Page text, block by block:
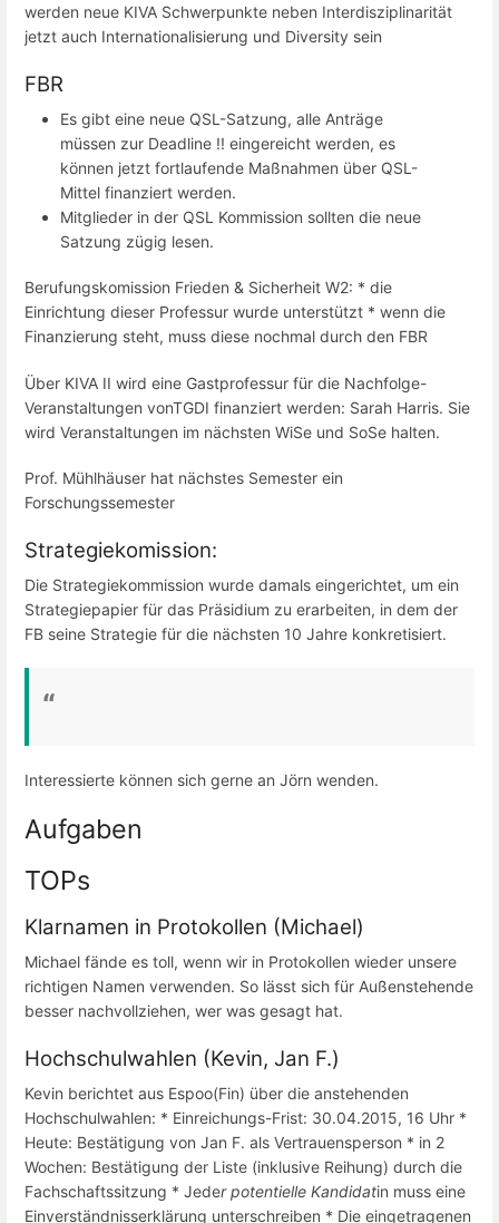
werden neue KIVA Schwerpunkte neben Interdisziplinarität
jetzt auch Internationalisierung und Diversity sein
FBR
Es gibt eine neue QSL-Satzung, alle Anträge
müssen zur Deadline !! eingereicht werden, es
können jetzt fortlaufende Maßnahmen über QSL-
Mittel finanziert werden.
Mitglieder in der QSL Kommission sollten die neue
Satzung zügig lesen.
Berufungskomission Frieden & Sicherheit W2: * die
Einrichtung dieser Professur wurde unterstützt * wenn die
Finanzierung steht, muss diese nochmal durch den FBR
Über KIVA II wird eine Gastprofessur für die Nachfolge-
Veranstaltungen vonTGDI finanziert werden: Sarah Harris. Sie
wird Veranstaltungen im nächsten WiSe und SoSe halten.
Prof. Mühlhäuser hat nächstes Semester ein
Forschungssemester
Strategiekomission:
Die Strategiekommission wurde damals eingerichtet, um ein
Strategiepapier für das Präsidium zu erarbeiten, in dem der
FB seine Strategie für die nächsten 10 Jahre konkretisiert.
Interessierte können sich gerne an Jörn wenden.
Aufgaben
TOPs
Klarnamen in Protokollen (Michael)
Michael fände es toll, wenn wir in Protokollen wieder unsere
richtigen Namen verwenden. So lässt sich für Außenstehende
besser nachvollziehen, wer was gesagt hat.
Hochschulwahlen (Kevin, Jan F.)
Kevin berichtet aus Espoo(Fin) über die anstehenden
Hochschulwahlen: * Einreichungs-Frist: 30.04.2015, 16 Uhr *
Heute: Bestätigung von Jan F. als Vertrauensperson * in 2
Wochen: Bestätigung der Liste (inklusive Reihung) durch die
Fachschaftssitzung * Jeder potentielle Kandidatin muss eine
Einverständnisserklärung unterschreiben * Die eingetragenen